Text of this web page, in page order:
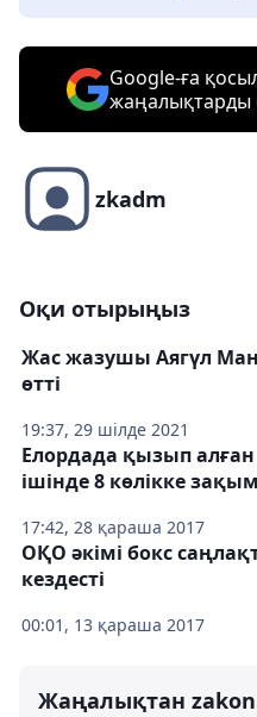
Google-ға
жаңалықтарды
zkadm
Оқи отырыңыз
19:37, 29 шілде 2021
Жас жазушы Аягүл
өтті
17:42, 28 қараша 2017
Елордада қызып алған
ішінде 8 көлікке
00:01, 13 қараша 2017
ОҚО әкімі бокс
кездесті
Жаңалықтан